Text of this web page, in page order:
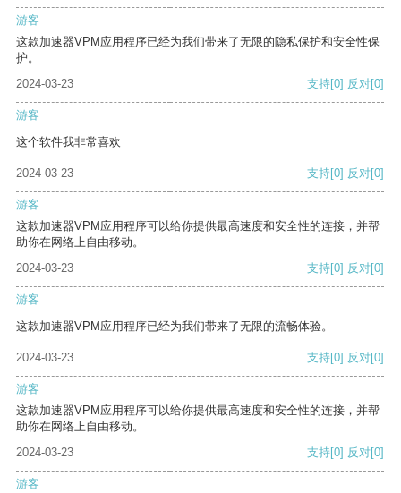
游客
这款加速器VPM应用程序已经为我们带来了无限的隐私保护和安全性保
护。
2024-03-23
支持[0] 反对[0]
游客
这个软件我非常喜欢
2024-03-23 支持[0] 反对[0]
游客
这款加速器VPM应用程序可以给你提供最高速度和安全性的连接，并帮
助你在网络上自由移动。
2024-03-23
支持[0] 反对[0]
游客
这款加速器VPM应用程序已经为我们带来了无限的流畅体验。
2024-03-23 支持[0] 反对[0]
游客
这款加速器VPM应用程序可以给你提供最高速度和安全性的连接，并帮
助你在网络上自由移动。
2024-03-23
支持[0] 反对[0]
游客